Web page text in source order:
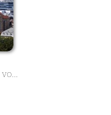
Nesta nova lição você vai aprender tudo sobre a história da Stiftskirche em Stuttgart. Ele está localizado no coração da cidade e ao lado do Palácio Velho em Schillerplatz. Na época do Natal você vai encontrar o mercado de Natal aqui.